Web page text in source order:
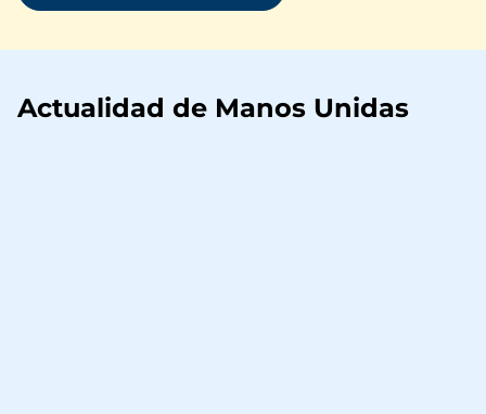
Actualidad de Manos Unidas